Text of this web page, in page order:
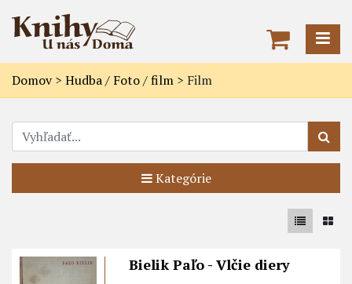
Domov> Hudba / Foto / film > Film
Kategórie
Bielik Paľo - Vlčie diery